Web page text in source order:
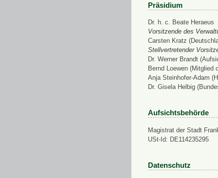
Präsidium
Dr. h. c. Beate Heraeus
Vorsitzende des
Carsten Kratz
Stellvertretender
Dr. Werner Brandt
Bernd Loewen (Mitglied
Anja Steinhofer-Adam
Dr. Gisela Helbig
Aufsichtsbehörde
Magistrat der Stadt
USt-Id: DE114235295
Datenschutz